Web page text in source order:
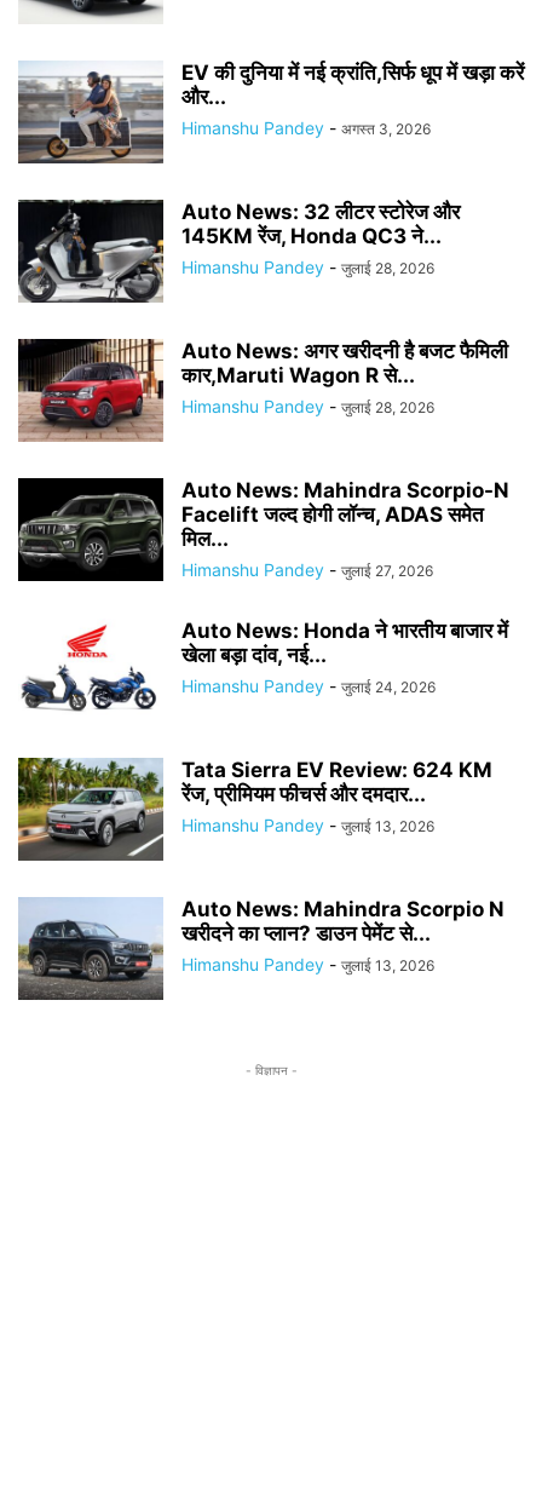
EV की दुनिया में नई क्रांति,सिर्फ धूप में खड़ा करें
और...
Himanshu Pandey - अगस्त 3, 2026
Auto News: 32 लीटर स्टोरेज और
145KM रेंज, Honda QC3 ने...
Himanshu Pandey - जुलाई 28, 2026
Auto News: अगर खरीदनी है बजट फैमिली
कार,Maruti Wagon R से...
Himanshu Pandey - जुलाई 28, 2026
Auto News: Mahindra Scorpio-N
Facelift जल्द होगी लॉन्च, ADAS समेत
मिल...
Himanshu Pandey - जुलाई 27, 2026
Auto News: Honda ने भारतीय बाजार में
खेला बड़ा दांव, नई...
Himanshu Pandey - जुलाई 24, 2026
Tata Sierra EV Review: 624 KM
रेंज, प्रीमियम फीचर्स और दमदार...
Himanshu Pandey - जुलाई 13, 2026
Auto News: Mahindra Scorpio N
खरीदने का प्लान? डाउन पेमेंट से...
Himanshu Pandey - जुलाई 13, 2026
- विज्ञापन -